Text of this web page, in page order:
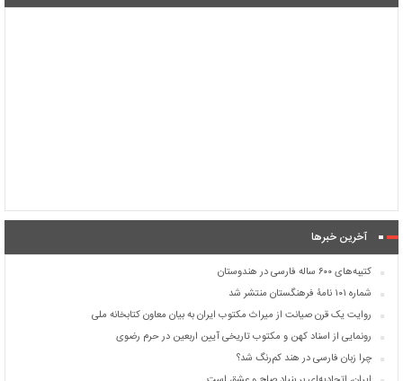
آخرین خبرها
کتیبه‌های ۶۰۰ ساله فارسی در هندوستان
شماره ۱۰۱ نامۀ فرهنگستان منتشر شد
روایت یک قرن صیانت از میراث مکتوب ایران به بیان معاون کتابخانه ملی
رونمایی از اسناد کهن و مکتوب تاریخی آیین اربعین در حرم رضوی
چرا زبان فارسی در هند کم‌رنگ شد؟